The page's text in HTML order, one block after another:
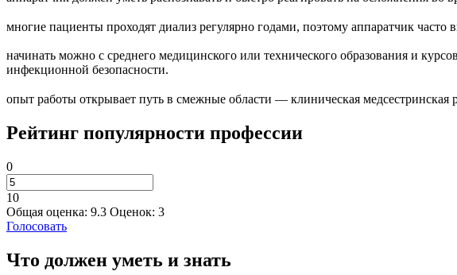
многие пациенты проходят диализ регулярно годами, поэтому аппаратчик
начинать можно с среднего медицинского или технического образования и
инфекционной безопасности.
опыт работы открывает путь в смежные области — клиническая
Рейтинг популярности профессии
0
10
Общая оценка: 9.3 Оценок: 3
Голосовать
Что должен уметь и знать